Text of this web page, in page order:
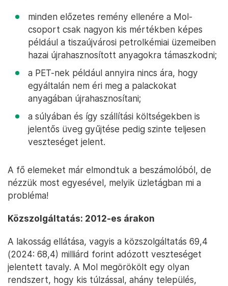
minden előzetes remény ellenére a Mol-
csoport csak nagyon kis mértékben képes
például a tiszaújvárosi petrolkémiai üzemeiben
hazai újrahasznosított anyagokra támaszkodni;
a PET-nek például annyira nincs ára, hogy
egyáltalán nem éri meg a palackokat
anyagában újrahasznosítani;
a súlyában és így szállítási költségekben is
jelentős üveg gyűjtése pedig szinte teljesen
veszteséget jelent.
A fő elemeket már elmondtuk a beszámolóból, de
nézzük most egyesével, melyik üzletágban mi a
probléma!
Közszolgáltatás: 2012-es árakon
A lakosság ellátása, vagyis a közszolgáltatás 69,4
(2024: 68,4) milliárd forint adózott veszteséget
jelentett tavaly. A Mol megörökölt egy olyan
rendszert, hogy kis túlzással, ahány település,